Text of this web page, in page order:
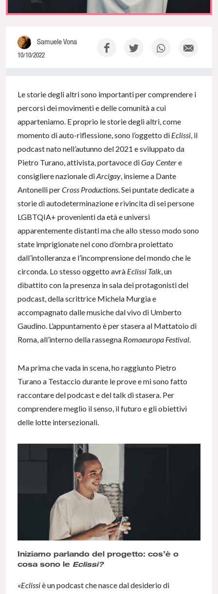
Samuele Vona
10/10/2022
Le storie degli altri sono importanti per comprendere i
percorsi dei movimenti e delle comunità a cui
apparteniamo. E proprio le storie degli altri, come
momento di auto-riflessione, sono l’oggetto di Eclissi, il
podcast nato nell’autunno del 2021 e sviluppato da
Pietro Turano, attivista, portavoce diGay Centere
consigliere nazionale diArcigay, insieme a Dante
Antonelli perCross Productions. Sei puntate dedicate a
storie di autodeterminazione e rivincita di sei persone
LGBTQIA+ provenienti da età e universi
apparentemente distanti ma che allo stesso modo sono
state imprigionate nel cono d’ombra proiettato
dall’intolleranza e l’incomprensione del mondo che le
circonda. Lo stesso oggetto avrà Eclissi Talk, un
dibattito con la presenza in sala dei protagonisti del
podcast, della scrittrice Michela Murgia e
accompagnato dalle musiche dal vivo di Umberto
Gaudino. L’appuntamento è per stasera al Mattatoio di
Roma, all’interno della rassegna Romaeuropa Festival.
Ma prima che vada in scena, ho raggiunto Pietro
Turano a Testaccio durante le prove e mi sono fatto
raccontare del podcast e del talk di stasera. Per
comprendere meglio il senso, il futuro e gli obiettivi
delle lotte intersezionali.
Iniziamo parlando del progetto: cos’è o
cosa sono le Eclissi?
«Eclissiè un podcast che nasce dal desiderio di